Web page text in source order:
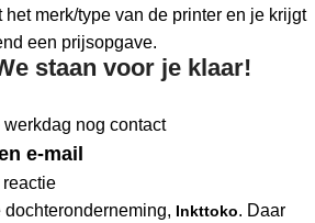
merk/type van de printer en je krijgt
een prijsopgave.
staan voor je klaar!
nog contact
e-mail
reactie
Inkttoko. Daar